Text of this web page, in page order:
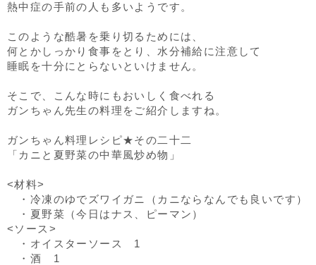
熱中症の手前の人も多いようです。
このような酷暑を乗り切るためには、
何とかしっかり食事をとり、水分補給に注意して
睡眠を十分にとらないといけません。
そこで、こんな時にもおいしく食べれる
ガンちゃん先生の料理をご紹介しますね。
ガンちゃん料理レシピ★その二十二
「カニと夏野菜の中華風炒め物」
<材料>
・冷凍のゆでズワイガニ（カニならなんでも良いです）
・夏野菜（今日はナス、ピーマン）
<ソース>
・オイスターソース 1
・酒 1